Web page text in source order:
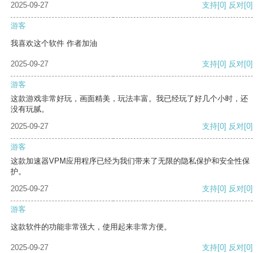
2025-09-27
支持[0] 反对[0]
游客
我喜欢这个软件 作者加油
2025-09-27 支持[0] 反对[0]
游客
这款游戏非常好玩，画面精美，玩法丰富。我已经玩了好几个小时，还
没有玩腻。
2025-09-27
支持[0] 反对[0]
游客
这款加速器VPM应用程序已经为我们带来了无限的隐私保护和安全性保
护。
2025-09-27
支持[0] 反对[0]
游客
这款软件的功能非常强大，使用起来非常方便。
2025-09-27 支持[0] 反对[0]